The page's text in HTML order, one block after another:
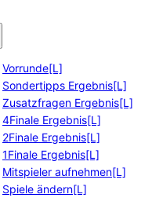
Vorrunde[L]
Sondertipps Ergebnis[L]
Zusatzfragen Ergebnis[L]
4Finale Ergebnis[L]
2Finale Ergebnis[L]
1Finale Ergebnis[L]
Mitspieler aufnehmen[L]
Spiele ändern[L]